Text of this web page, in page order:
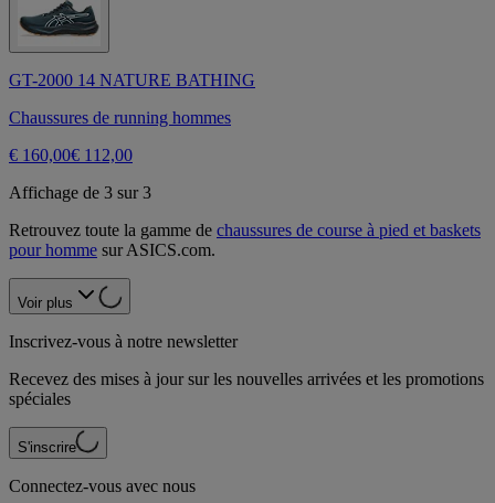
GT-2000 14 NATURE BATHING
Chaussures de running hommes
€ 160,00€ 112,00
Affichage de 3 sur 3
Retrouvez toute la gamme de chaussures de course à pied et baskets
pour homme sur ASICS.com.
Voir plus
Inscrivez-vous à notre newsletter
Recevez des mises à jour sur les nouvelles arrivées et les promotions
spéciales
S'inscrire
Connectez-vous avec nous